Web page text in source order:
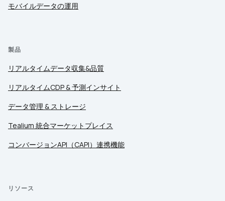
モバイルデータの運用
製品
リアルタイムデータ収集&品質
リアルタイムCDP & 予測インサイト
データ管理 & ストレージ
Tealium 統合マーケットプレイス
コンバージョンAPI（CAPI）連携機能
リソース